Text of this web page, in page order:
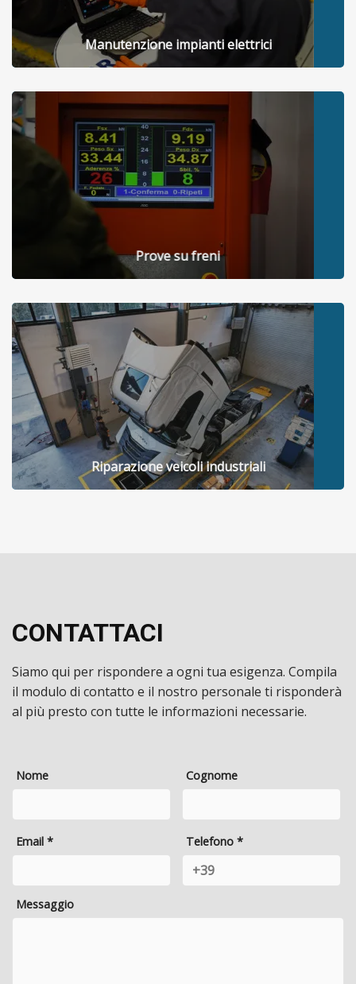
Manutenzione impianti elettrici
Prove su freni
Riparazione veicoli industriali
CONTATTACI
Siamo qui per rispondere a ogni tua esigenza. Compila
il modulo di contatto e il nostro personale ti risponderà
al più presto con tutte le informazioni necessarie.
Nome Cognome
Email * Telefono *
Messaggio